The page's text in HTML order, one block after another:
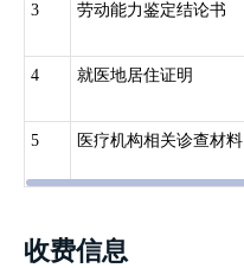
3 劳动能力鉴定结论书
4 就医地居住证明
5 医疗机构相关诊查材料
收费信息